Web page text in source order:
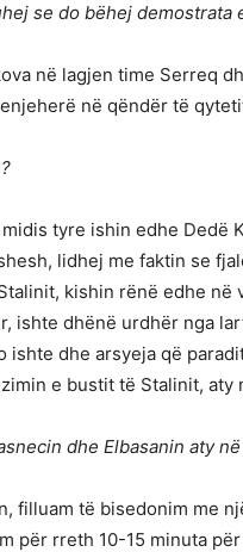
se do bëhej demostrata
në lagjen time Serreq
në qëndër të
tyre ishin edhe Dedë
lidhej me faktin se
kishin rënë edhe në
ishte dhënë urdhër nga
dhe arsyeja që
e bustit të Stalinit, aty
dhe Elbasanin aty
filluam të bisedonim me
për rreth 10-15 minuta